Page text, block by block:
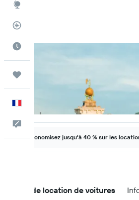
Commentaires
Économisez jusqu'à 40 % sur les
Offres de location de voitures